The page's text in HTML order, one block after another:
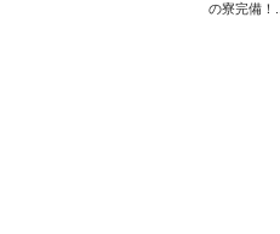
の寮完備！...